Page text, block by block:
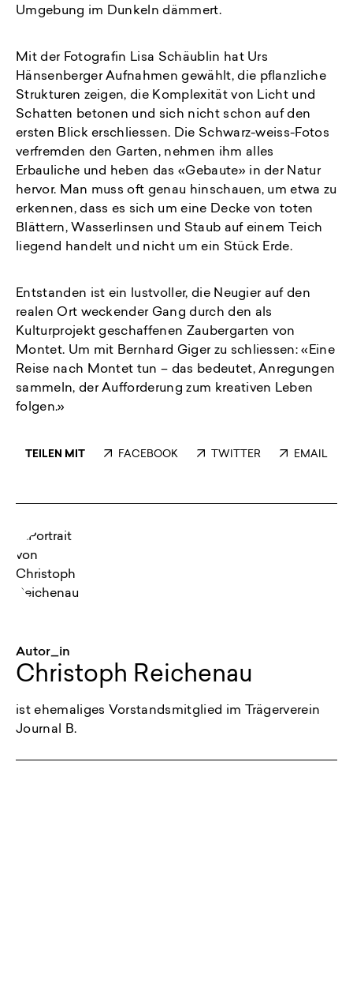
Umgebung im Dunkeln dämmert.
Mit der Fotografin Lisa Schäublin hat Urs
Hänsenberger Aufnahmen gewählt, die pflanzliche
Strukturen zeigen, die Komplexität von Licht und
Schatten betonen und sich nicht schon auf den
ersten Blick erschliessen. Die Schwarz-weiss-Fotos
verfremden den Garten, nehmen ihm alles
Erbauliche und heben das «Gebaute» in der Natur
hervor. Man muss oft genau hinschauen, um etwa zu
erkennen, dass es sich um eine Decke von toten
Blättern, Wasserlinsen und Staub auf einem Teich
liegend handelt und nicht um ein Stück Erde.
Entstanden ist ein lustvoller, die Neugier auf den
realen Ort weckender Gang durch den als
Kulturprojekt geschaffenen Zaubergarten von
Montet. Um mit Bernhard Giger zu schliessen: «Eine
Reise nach Montet tun – das bedeutet, Anregungen
sammeln, der Aufforderung zum kreativen Leben
folgen.»
TEILEN MIT FACEBOOK TWITTER EMAIL
Autor_in
Christoph Reichenau
ist ehemaliges Vorstandsmitglied im Trägerverein
Journal B.